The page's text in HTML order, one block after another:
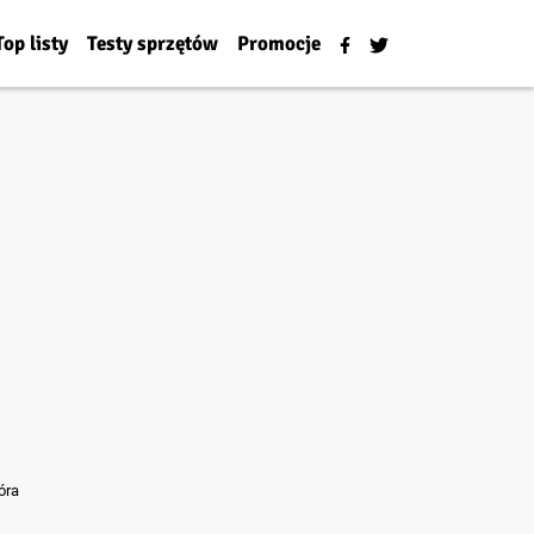
listy Testy sprzętów Promocje